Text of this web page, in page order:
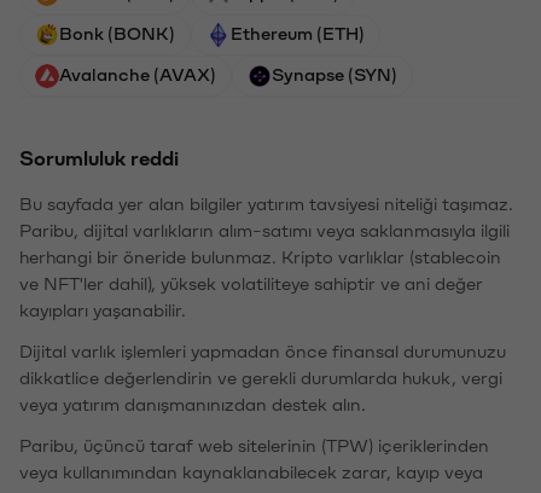
Bonk (BONK) Ethereum (ETH)
Avalanche (AVAX) Synapse (SYN)
Sorumluluk reddi
Bu sayfada yer alan bilgiler yatırım tavsiyesi niteliği taşımaz.
Paribu, dijital varlıkların alım-satımı veya saklanmasıyla ilgili
herhangi bir öneride bulunmaz. Kripto varlıklar (stablecoin
ve NFT'ler dahil), yüksek volatiliteye sahiptir ve ani değer
kayıpları yaşanabilir.
Dijital varlık işlemleri yapmadan önce finansal durumunuzu
dikkatlice değerlendirin ve gerekli durumlarda hukuk, vergi
veya yatırım danışmanınızdan destek alın.
Paribu, üçüncü taraf web sitelerinin (TPW) içeriklerinden
veya kullanımından kaynaklanabilecek zarar, kayıp veya